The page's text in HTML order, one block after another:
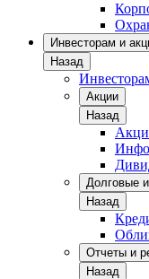
Инвесторам и
Назад
Акции
Назад
Долговые
Назад
Отчеты и
Назад